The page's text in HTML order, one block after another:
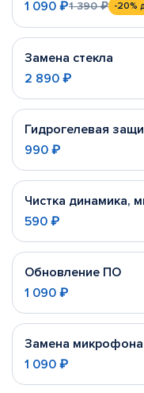
1 090 ₽1 390 ₽ -20%
Замена стекла
2 890 ₽
Гидрогелевая
990 ₽
Чистка динамика,
590 ₽
Обновление ПО
1 090 ₽
Замена микрофона
1 090 ₽